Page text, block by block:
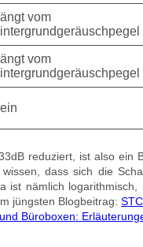
vom
vom
reduziert, ist also ein
dass sich die
ist nämlich logarithmisch,
jüngsten Blogbeitrag:
Büroboxen: